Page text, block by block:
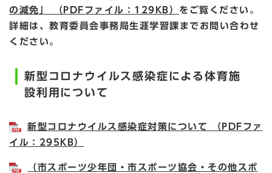
の減免」 （PDFファイル：129KB） をご覧ください。
詳細は、教育委員会事務局生涯学習課までお問い合わせ
ください。
新型コロナウイルス感染症による体育施
設利用について
新型コロナウイルス感染症対策について （PDFファ
イル：295KB）
（市スポーツ少年団・市スポーツ協会・その他スポ